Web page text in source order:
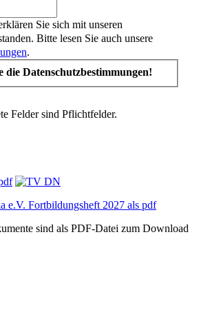
Sie sich mit unseren
Bitte lesen Sie auch unsere
.
die Datenschutzbestimmungen!
Felder sind Pflichtfelder.
sind als PDF-Datei zum Download